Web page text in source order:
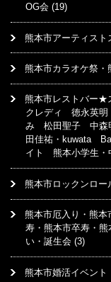
OG会 (19)
熊本市アーティス
熊本市カラオケ祭
熊本市レストバー★
クレディ 徳永英
み 松田聖子 中森
田佳祐・kuwata
イト 熊本小学生・
熊本市ロックンロー
熊本市厄入り・熊本
寿・熊本市卒寿・
い・誕生会 (3)
熊本市婚活イベント